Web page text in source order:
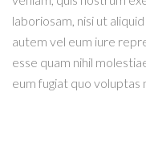
laboriosam, nisi ut
autem vel eum iure
esse quam nihil
eum fugiat quo voluptas